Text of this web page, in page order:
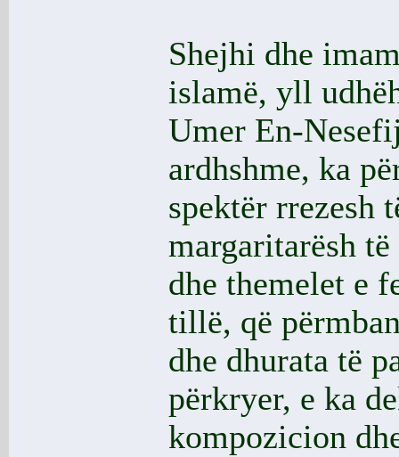
Shejhi dhe
islamë, yll
Umer En-
ardhshme, ka
spektër rrezesh
margaritarësh
dhe themelet e
tillë, që
dhe dhurata të
përkryer, e ka
kompozicion